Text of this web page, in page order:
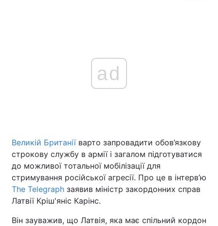
ad
Великій Британіїварто запровадити обов’язкову
строкову службу в армії і загалом підготуватися
до можливої тотальної мобілізації для
стримування російської агресії. Про це в інтерв’ю
The Telegraph заявив міністр закордонних справ
Латвії Кріш'яніс Карінс.
Він зауважив, що Латвія, яка має спільний кордон